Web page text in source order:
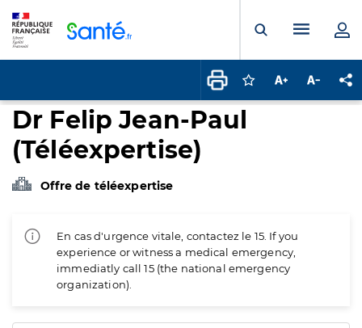
Ouvrir laMenu
Connectez-vous
Augmenter la
Dr Felip Jean-Paul
(Téléexpertise)
Offre de téléexpertise
En cas d'urgence vitale, contactez le 15. If you
experience or witness a medical emergency,
immediatly call 15 (the national emergency
organization).